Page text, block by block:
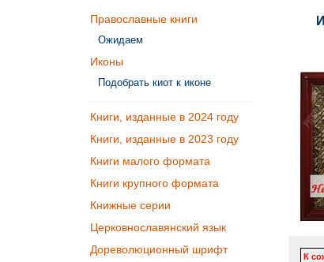
Православные книги
Ожидаем
Иконы
Подобрать киот к иконе
Книги, изданные в 2024 году
Книги, изданные в 2023 году
Книги малого формата
Книги крупного формата
Книжные серии
Церковнославянский язык
Дореволюционный шрифт
К